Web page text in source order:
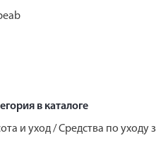
в каталоге
и уход / Средства по